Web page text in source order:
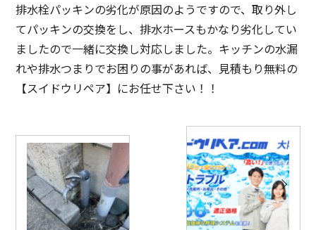
排水栓パッキンの劣化が原因のようですので、取り外し
てパッキンの交換をし、排水ホースもかなり劣化してい
ましたので一緒に交換し対応しました。キッチンの水漏
れや排水つまりでお困りの事があれば、見積もり無料の
【スイドウリペア】にお任せ下さい！！